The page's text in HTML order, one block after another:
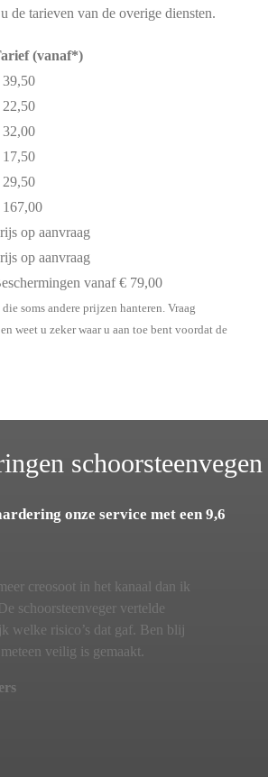
de tarieven van de overige diensten.
(vanaf*)
39,50
22,50
32,00
17,50
29,50
167,00
op aanvraag
op aanvraag
vanaf € 79,00
soms andere prijzen hanteren. Vraag
weet u zeker waar u aan toe bent voordat de
schoorsteenvegen
onze service met een 9,6
creosoot in het kanaal dan ik
schoorsteenveger vertelde
welke risico’s dat gaf. Ben blij
veilig is gemaakt.